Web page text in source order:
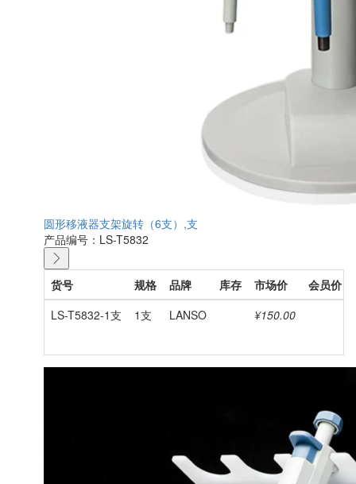
圆形移液器支架旋转（6支）,支
产品编号：LS-T5832
货号 规格 品牌 库存 市场价 会员价
LS-T5832-1支
1支 LANSO ¥150.00